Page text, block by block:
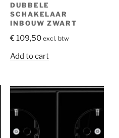
DUBBELE
SCHAKELAAR
INBOUW ZWART
€109,50 excl. btw
Add to cart